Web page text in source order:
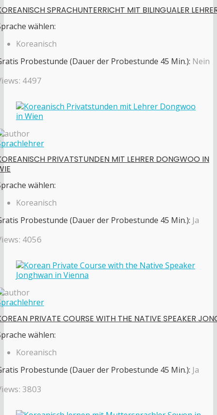
SPRACHUNTERRICHT MIT BILINGUALER
wählen:
Koreanisch
Probestunde (Dauer der Probestunde 45 Min.): Nein
4497
PRIVATSTUNDEN MIT LEHRER DONGWOO IN
wählen:
Koreanisch
Probestunde (Dauer der Probestunde 45 Min.): Ja
4056
PRIVATE COURSE WITH THE NATIVE SPEAKER
wählen:
Koreanisch
Probestunde (Dauer der Probestunde 45 Min.): Ja
3803